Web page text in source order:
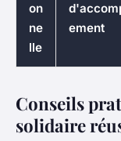
on
ne
lle
ement
Conseils
solidaire